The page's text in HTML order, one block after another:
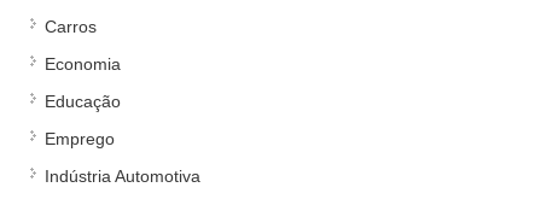
Carros
Economia
Educação
Emprego
Indústria Automotiva